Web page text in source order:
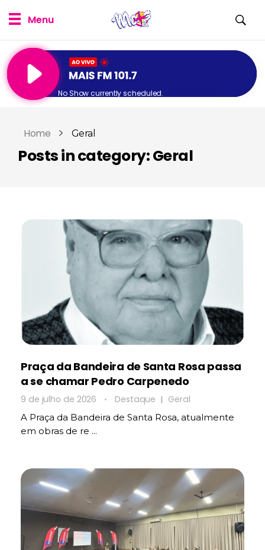
No Show currently scheduled.
Home Geral
Posts in category: Geral
Praça da Bandeira de Santa Rosa passa
a se chamar Pedro Carpenedo
9 de julho de 2026 Destaque Geral
A Praça da Bandeira de Santa Rosa, atualmente
em obras de re ...